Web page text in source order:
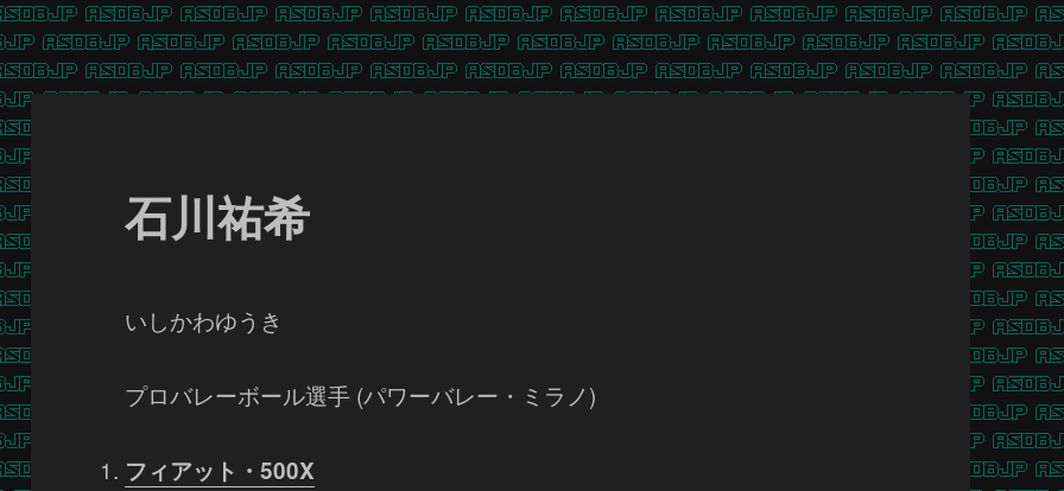
石川祐希
いしかわゆうき
プロバレーボール選手 (パワーバレー・ミラノ)
フィアット・500X